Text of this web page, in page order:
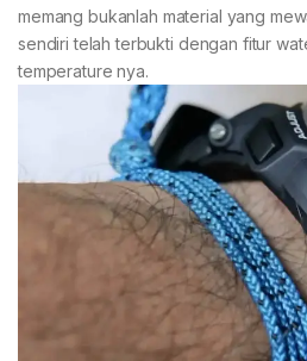
memang bukanlah material yang
sendiri telah terbukti dengan fitur
temperature nya.